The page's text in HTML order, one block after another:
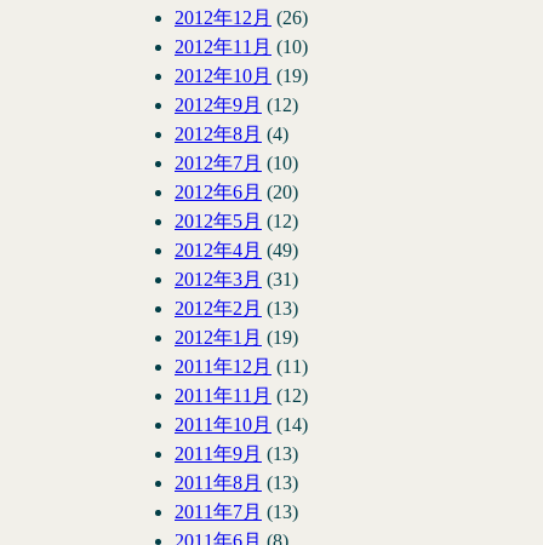
2012年12月 (26)
2012年11月 (10)
2012年10月 (19)
2012年9月 (12)
2012年8月 (4)
2012年7月 (10)
2012年6月 (20)
2012年5月 (12)
2012年4月 (49)
2012年3月 (31)
2012年2月 (13)
2012年1月 (19)
2011年12月 (11)
2011年11月 (12)
2011年10月 (14)
2011年9月 (13)
2011年8月 (13)
2011年7月 (13)
2011年6月 (8)